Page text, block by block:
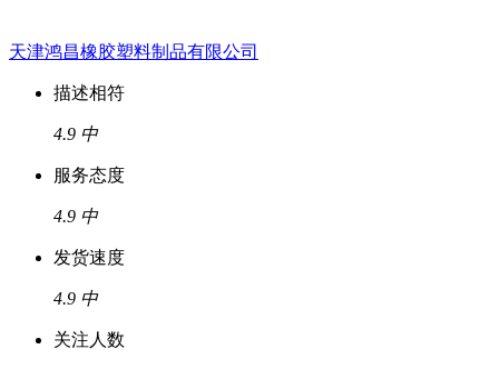
天津鸿昌橡胶塑料制品有限公司
描述相符
4.9 中
服务态度
4.9 中
发货速度
4.9 中
关注人数